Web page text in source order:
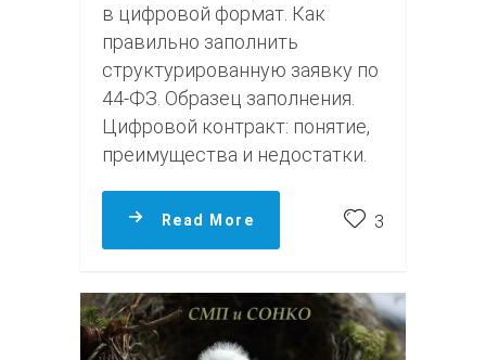
в цифровой формат. Как
правильно заполнить
структурированную заявку по
44-ФЗ. Образец заполнения.
Цифровой контракт: понятие,
преимущества и недостатки.
Read More 3